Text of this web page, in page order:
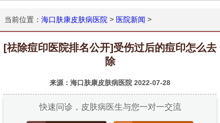
当前位置： 海口肤康皮肤病医院 > 医院新闻 >
[祛除痘印医院排名公开]受伤过后的痘印怎么去
除
来源：海口肤康皮肤病医院 2022-07-28
快速问诊，皮肤病医生与您一对一交流